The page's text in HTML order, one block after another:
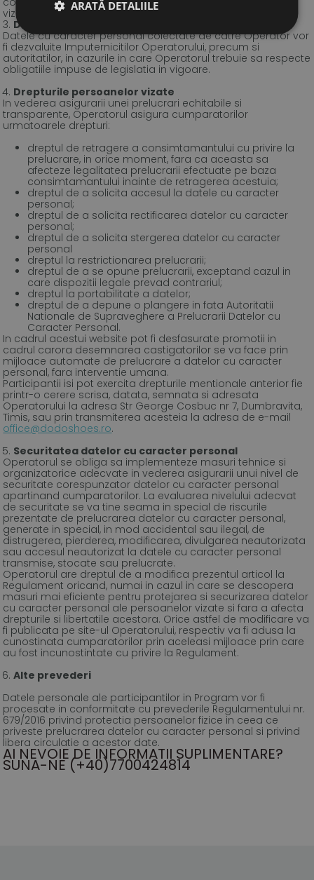
vizata a Regulamentului si a anexelor la acesta.
Destinatarii datelor cu caracter personal
Datele cu caracter personal colectate de catre Operator vor
fi dezvaluite Imputernicitilor Operatorului, precum si
autoritatilor, in cazurile in care Operatorul trebuie sa respecte
obligatiile impuse de legislatia in vigoare.
Drepturile persoanelor vizate
In vederea asigurarii unei prelucrari echitabile si
transparente, Operatorul asigura cumparatorilor
urmatoarele drepturi:
dreptul de retragere a consimtamantului cu privire la
prelucrare, in orice moment, fara ca aceasta sa
afecteze legalitatea prelucrarii efectuate pe baza
consimtamantului inainte de retragerea acestuia;
dreptul de a solicita accesul la datele cu caracter
personal;
dreptul de a solicita rectificarea datelor cu caracter
personal;
dreptul de a solicita stergerea datelor cu caracter
personal
dreptul la restrictionarea prelucrarii;
dreptul de a se opune prelucrarii, exceptand cazul in
care dispozitii legale prevad contrariul;
dreptul la portabilitate a datelor;
dreptul de a depune o plangere in fata Autoritatii
Nationale de Supraveghere a Prelucrarii Datelor cu
Caracter Personal.
In cadrul acestui website pot fi desfasurate promotii in
cadrul carora desemnarea castigatorilor se va face prin
mijloace automate de prelucrare a datelor cu caracter
personal, fara interventie umana.
Participantii isi pot exercita drepturile mentionale anterior fie
printr-o cerere scrisa, datata, semnata si adresata
Operatorului la adresa Str George Cosbuc nr 7, Dumbravita,
Timis, sau prin transmiterea acesteia la adresa de e-mail
office@dodoshoes.ro.
Securitatea datelor cu caracter personal
Operatorul se obliga sa implementeze masuri tehnice si
organizatorice adecvate in vederea asigurarii unui nivel de
securitate corespunzator datelor cu caracter personal
apartinand cumparatorilor. La evaluarea nivelului adecvat
de securitate se va tine seama in special de riscurile
prezentate de prelucrarea datelor cu caracter personal,
generate in special, in mod accidental sau ilegal, de
distrugerea, pierderea, modificarea, divulgarea neautorizata
sau accesul neautorizat la datele cu caracter personal
transmise, stocate sau prelucrate.
Operatorul are dreptul de a modifica prezentul articol la
Regulament oricand, numai in cazul in care se descopera
masuri mai eficiente pentru protejarea si securizarea datelor
cu caracter personal ale persoanelor vizate si fara a afecta
drepturile si libertatile acestora. Orice astfel de modificare va
fi publicata pe site-ul Operatorului, respectiv va fi adusa la
cunostinata cumparatorilor prin aceleasi mijloace prin care
au fost incunostintate cu privire la Regulament.
Alte prevederi
Datele personale ale participantilor in Program vor fi
procesate in conformitate cu prevederile Regulamentului nr.
679/2016 privind protectia persoanelor fizice in ceea ce
priveste prelucrarea datelor cu caracter personal si privind
libera circulatie a acestor date.
AI NEVOIE DE INFORMATII SUPLIMENTARE?
SUNA-NE (+40)7700424814
ARATĂ DETALIILE